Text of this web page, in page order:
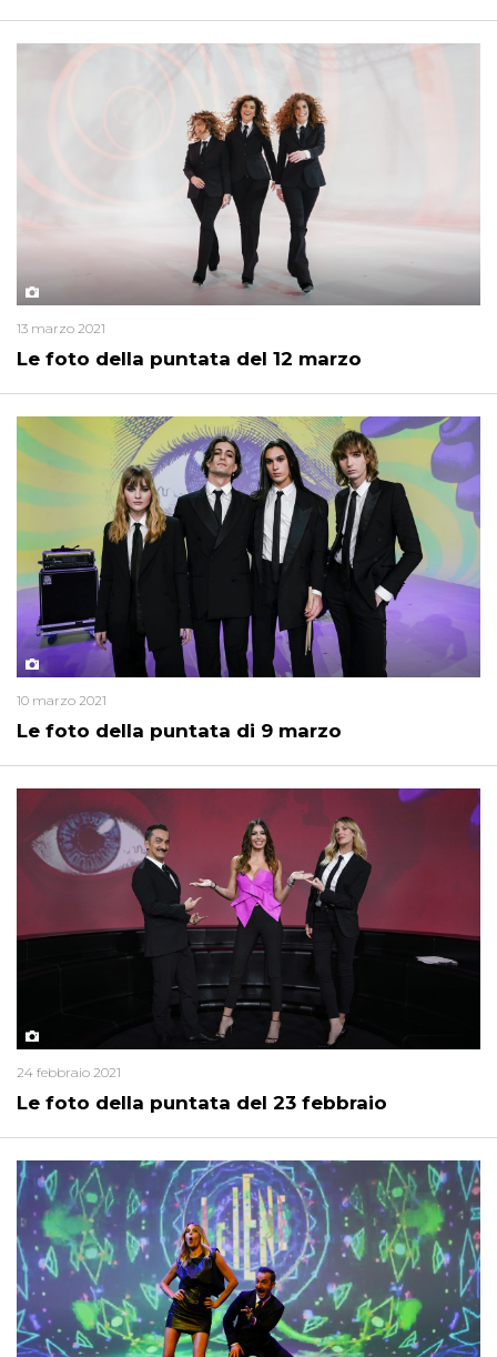
Le foto della puntata del 12 marzo
13 marzo 2021
Le foto della puntata di 9 marzo
10 marzo 2021
Le foto della puntata del 23 febbraio
24 febbraio 2021